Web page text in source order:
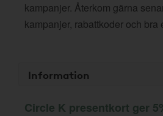
kampanjer. Återkom gärna
kampanjer, rabattkoder och bra
Information
Circle K presentkort ger